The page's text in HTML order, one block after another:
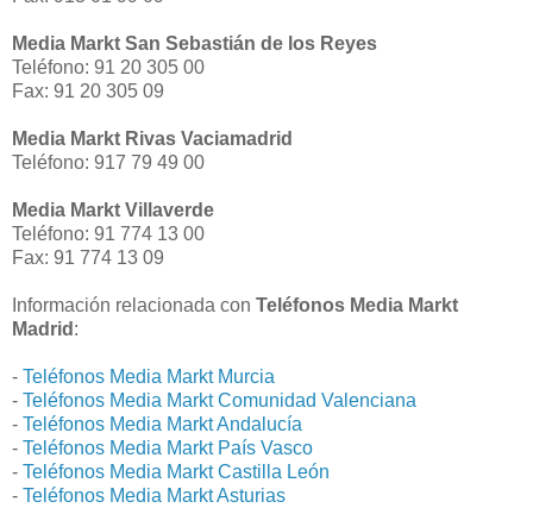
Media Markt San Sebastián de los Reyes
Teléfono: 91 20 305 00
Fax: 91 20 305 09
Media Markt Rivas Vaciamadrid
Teléfono: 917 79 49 00
Media Markt Villaverde
Teléfono: 91 774 13 00
Fax: 91 774 13 09
Información relacionada con Teléfonos Media Markt
Madrid :
- Teléfonos Media Markt Murcia
- Teléfonos Media Markt Comunidad Valenciana
- Teléfonos Media Markt Andalucía
- Teléfonos Media Markt País Vasco
- Teléfonos Media Markt Castilla León
- Teléfonos Media Markt Asturias